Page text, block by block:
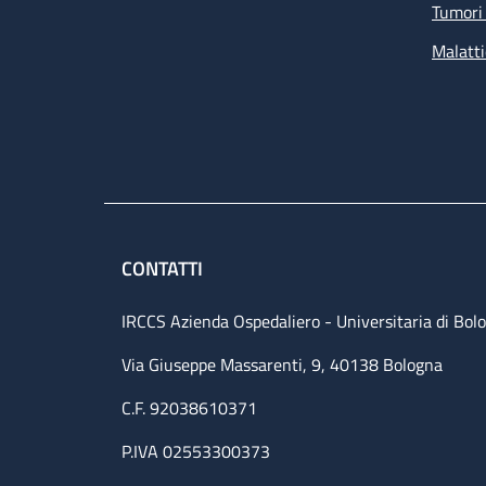
CONTATTI
IRCCS Azienda Ospedaliero - Universitaria di
Via Giuseppe Massarenti, 9, 40138 Bologna
C.F. 92038610371
P.IVA 02553300373